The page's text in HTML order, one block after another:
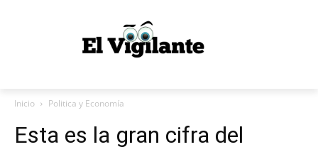
Inicio Politica y Economía
Esta es la gran cifra del